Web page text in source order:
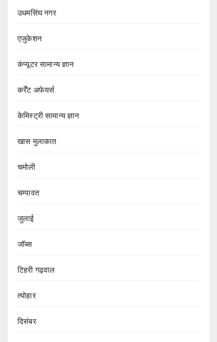
उधमसिंघ नगर
एजुकेशन
कंप्यूटर सामान्य ज्ञान
कर्रेंट अफेयर्स
केमिस्ट्री सामान्य ज्ञान
खास मुलाकात
चमोली
चम्पावत
जुलाई
जॉब्स
टिहरी गढ़वाल
त्योहार
दिसंबर